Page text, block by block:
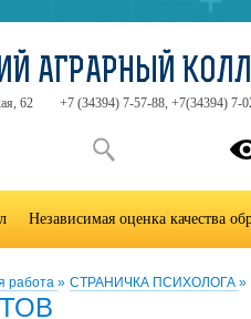
работа » СТРАНИЧКА ПСИХОЛОГА »
АГРАРНЫЙ
62 +7 (34394) 7-57-88, +7(34394) 7-
Независимая оценка качества